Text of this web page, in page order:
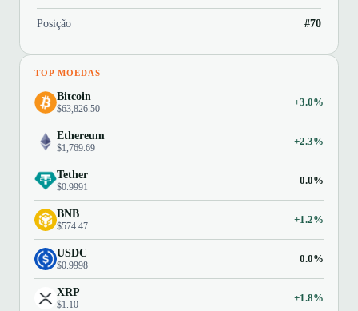
Posição #70
TOP MOEDAS
Bitcoin
$63,826.50
+3.0%
Ethereum
$1,769.69
+2.3%
Tether
$0.9991
0.0%
BNB
$574.47
+1.2%
USDC
$0.9998
0.0%
XRP
$1.10
+1.8%